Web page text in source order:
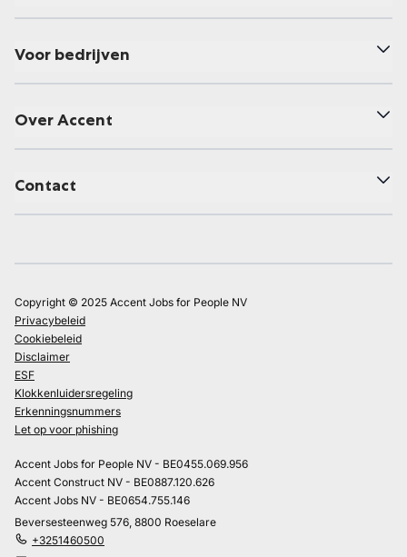
Voor bedrijven
Over Accent
Contact
Copyright © 2025 Accent Jobs for People NV
Privacybeleid
Cookiebeleid
Disclaimer
ESF
Klokkenluidersregeling
Erkenningsnummers
Let op voor phishing
Accent Jobs for People NV - BE0455.069.956
Accent Construct NV - BE0887.120.626
Accent Jobs NV - BE0654.755.146
Beversesteenweg 576, 8800 Roeselare
+3251460500